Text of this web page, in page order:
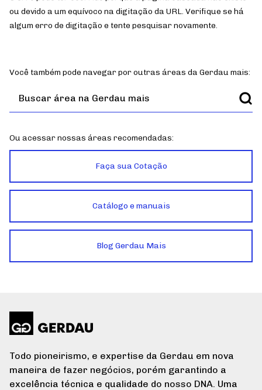
Simulador de Pisos
Seja um Fornecedor
ou devido a um equívoco na digitação da URL. Verifique se há
algum erro de digitação e tente pesquisar novamente.
Você também pode navegar por outras áreas da Gerdau mais:
Ou acessar nossas áreas recomendadas:
Faça sua Cotação
Catálogo e manuais
Blog Gerdau Mais
Todo pioneirismo, e expertise da Gerdau em nova
maneira de fazer negócios, porém garantindo a
excelência técnica e qualidade do nosso DNA. Uma